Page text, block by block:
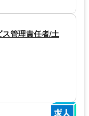
管理責任者/土